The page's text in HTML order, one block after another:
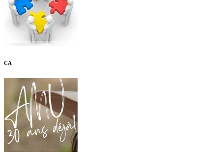
CA